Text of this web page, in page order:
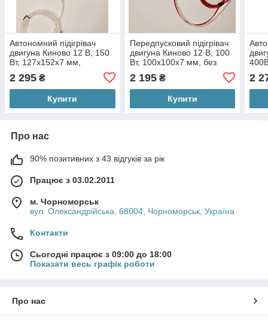
Автономний підігрівач
двигуна Киново 12 В, 150
Вт, 127х152x7 мм,
градусів
2 295 ₴
Купити
Передпусковий підігрівач
двигуна Киново 12 В, 100
Вт, 100х100x7 мм, без
2 195₴
Купити
2
Про нас
90% позитивних з 43 відгуків за рік
Працює з 03.02.2011
м. Чорноморськ
вул. Олександрійська, 68004, Чорноморськ, Україна
Контакти
Сьогодні працює з 09:00 до 18:00
Показати весь графік роботи
Про нас